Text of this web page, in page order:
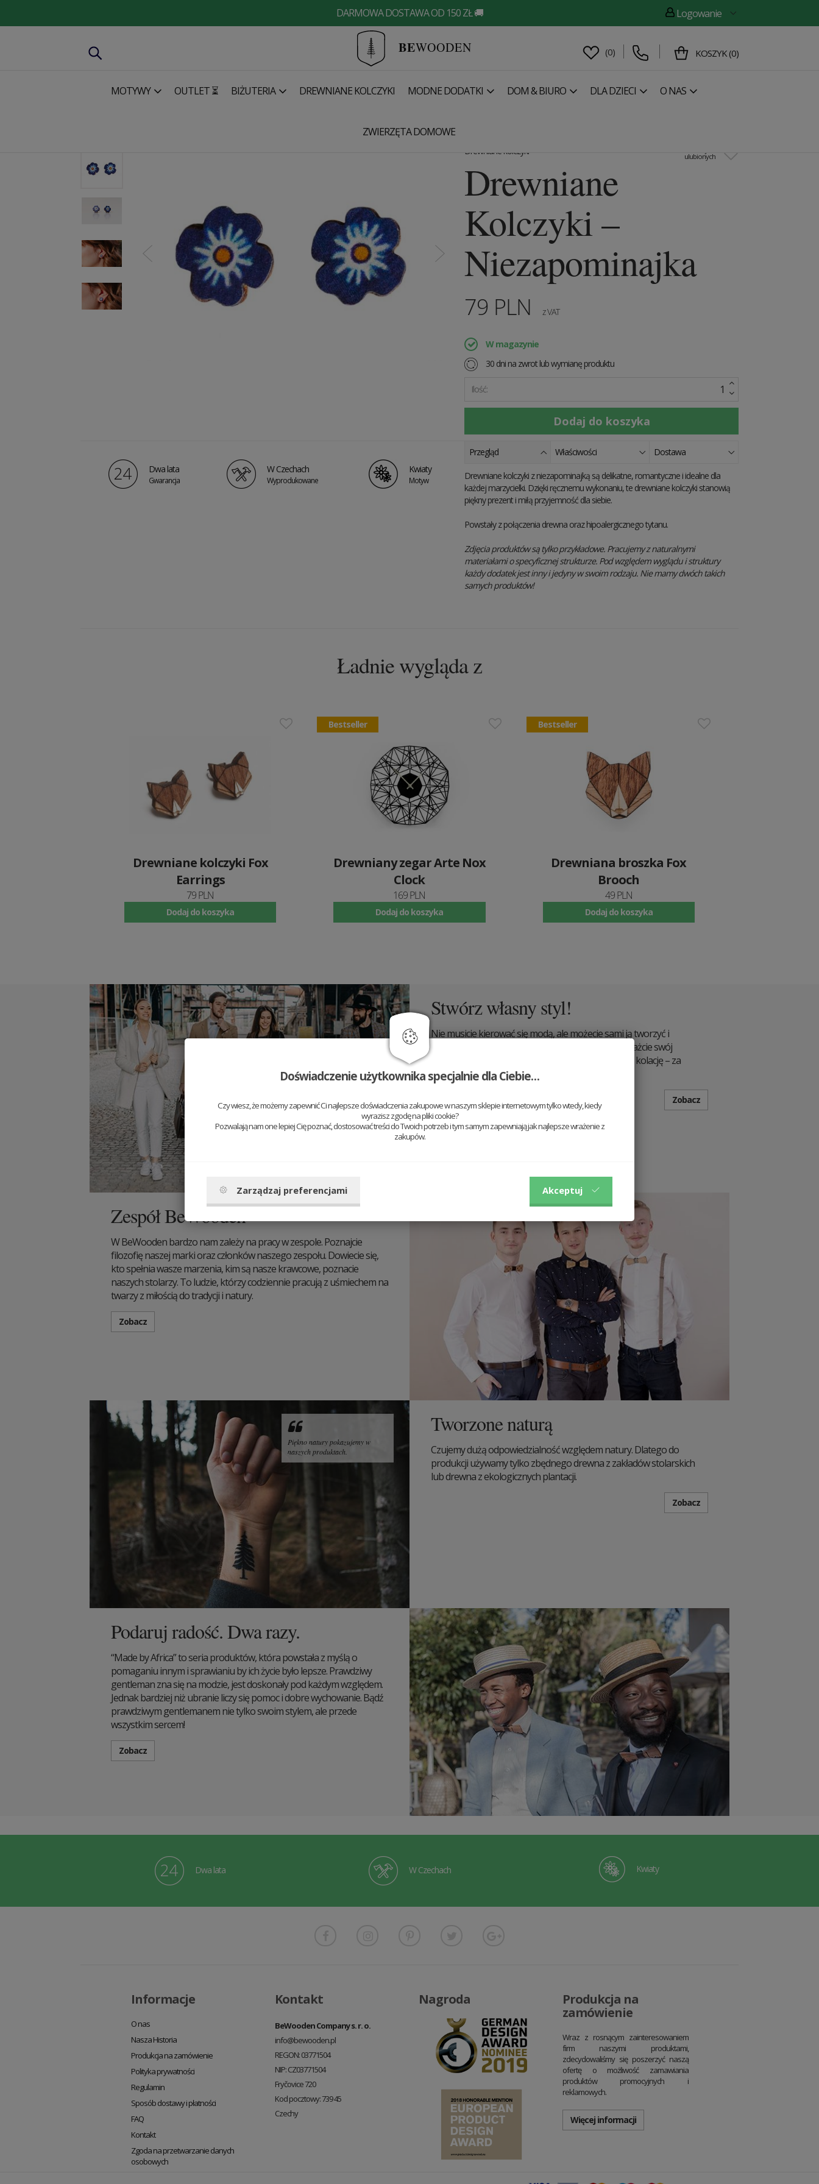
DARMOWA DOSTAWA OD 150 ZŁ 🚚 Logowanie
BEWOODEN (0) KOSZYK (0)
MOTYWY OUTLET ⏳ BIŻUTERIA DREWNIANE KOLCZYKI MODNE DODATKI DOM & BIURO DLA DZIECI O NAS
ZWIERZĘTA DOMOWE
ulubionych
Drewniane kolczyki
Drewniane
Kolczyki –
Niezapominajka
79 PLN z VAT
W magazynie
30 dni na zwrot lub wymianę produktu
Ilość:
Dwa lata
Gwarancja
W Czechach
Wyprodukowane
Kwiaty
Motyw
Przegląd Właściwości Dostawa
Drewniane kolczyki z niezapominajką są delikatne, romantyczne i idealne dla
każdej marzycielki. Dzięki ręcznemu wykonaniu, te drewniane kolczyki stanowią
piękny prezent i miłą przyjemność dla siebie.
Powstały z połączenia drewna oraz hipoalergicznego tytanu.
Zdjęcia produktów są tylko przykładowe. Pracujemy z naturalnymi
materiałami o specyficznej strukturze. Pod względem wyglądu i struktury
każdy dodatek jest inny i jedyny w swoim rodzaju. Nie mamy dwóch takich
samych produktów!
Ładnie wygląda z
Drewniane kolczyki Fox
Earrings
79 PLN
Dodaj do koszyka
Bestseller
Drewniany zegar Arte Nox
Clock
169 PLN
Dodaj do koszyka
Bestseller
Drewniana broszka Fox
Brooch
49 PLN
Dodaj do koszyka
Stwórz własny styl!
Nie musicie kierować się modą, ale możecie sami ją tworzyć i
projektować. Wystąpcie z rzędu i bądźcie sobą. Pokażcie swój
potencjał i wyjątkowość. Do pracy, na spotkanie, na kolację – za
każdym razem inni, ale zawsze sobą.
Zobacz
Zespół BeWooden
W BeWooden bardzo nam zależy na pracy w zespole. Poznajcie
filozofię naszej marki oraz członków naszego zespołu. Dowiecie się,
kto spełnia wasze marzenia, kim są nasze krawcowe, poznacie
naszych stolarzy. To ludzie, którzy codziennie pracują z uśmiechem na
twarzy z miłością do tradycji i natury.
Zobacz
Tworzone naturą
Czujemy dużą odpowiedzialność względem natury. Dlatego do
produkcji używamy tylko zbędnego drewna z zakładów stolarskich
lub drewna z ekologicznych plantacji.
Zobacz
Piękno natury pokazujemy w
naszych produktach.
Podaruj radość. Dwa razy.
“Made by Africa” to seria produktów, która powstała z myślą o
pomaganiu innym i sprawianiu by ich życie było lepsze. Prawdziwy
gentleman zna się na modzie, jest doskonały pod każdym względem.
Jednak bardziej niż ubranie liczy się pomoc i dobre wychowanie. Bądź
prawdziwym gentlemanem nie tylko swoim stylem, ale przede
wszystkim sercem!
Zobacz
Dwa lata W Czechach Kwiaty
Informacje
O nas
Nasza Historia
Produkcja na zamówienie
Polityka prywatności
Regulamin
Sposób dostawy i płatności
FAQ
Kontakt
Zgoda na przetwarzanie danych
osobowych
Kontakt
BeWooden Company s. r. o.
info@bewooden.pl
REGON: 03771504
NIP: CZ03771504
Fryčovice 720
Kod pocztowy: 739 45
Czechy
Nagroda
Produkcja na
zamówienie
Wraz z rosnącym zainteresowaniem
firm naszymi produktami,
zdecydowaliśmy się poszerzyć naszą
ofertę o możliwość zamawiania
produktów promocyjnych i
reklamowych.
Więcej informacji
Doświadczenie użytkownika specjalnie dla Ciebie…
Czy wiesz, że możemy zapewnić Ci najlepsze doświadczenia zakupowe w naszym sklepie internetowym tylko wtedy, kiedy
wyrazisz zgodę na pliki cookie?
Pozwalają nam one lepiej Cię poznać, dostosować treści do Twoich potrzeb i tym samym zapewniają jak najlepsze wrażenie z
zakupów.
Zarządzaj preferencjami Akceptuj